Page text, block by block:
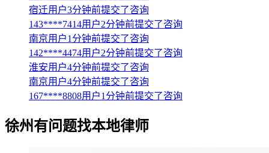
宿迁用户3分钟前提交了咨询
143****7414用户2分钟前提交了咨询
南京用户1分钟前提交了咨询
142****4474用户2分钟前提交了咨询
淮安用户4分钟前提交了咨询
南京用户4分钟前提交了咨询
167****8808用户1分钟前提交了咨询
徐州有问题找本地律师